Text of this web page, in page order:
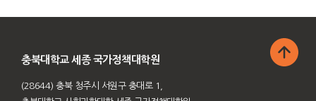
충북대학교 세종 국가정책대학원
(28644) 충북 청주시 서원구 충대로 1,